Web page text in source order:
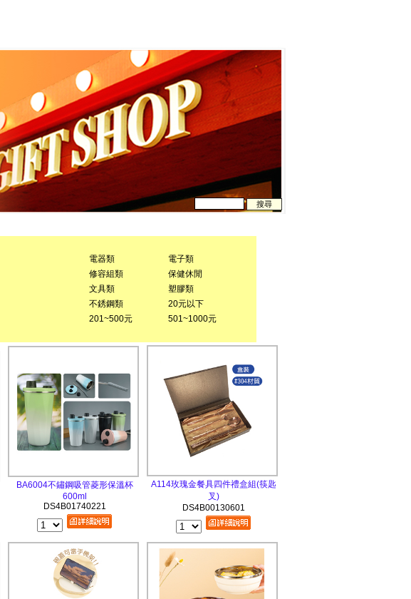
電器類
電子類
修容組類
保健休閒
文具類
塑膠類
不銹鋼類
20元以下
201~500元
501~1000元
BA6004不鏽鋼吸管菱形保溫杯
600ml
DS4B01740221
A114玫瑰金餐具四件禮盒組(筷匙
叉)
DS4B00130601